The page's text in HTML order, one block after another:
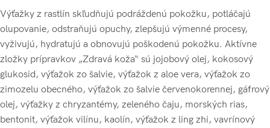
Výťažky z rastlín skľudňujú podráždenú pokožku, potláčajú
olupovanie, odstraňujú opuchy, zlepšujú výmenné procesy,
vyživujú, hydratujú a obnovujú poškodenú pokožku. Aktívne
zložky prípravkov „Zdravá koža“ sú jojobový olej, kokosový
glukosid, výťažok zo šalvie, výťažok z aloe vera, výťažok zo
zimozelu obecného, výťažok zo šalvie červenokorennej, gáfrový
olej, výťažky z chryzantémy, zeleného čaju, morských rias,
bentonit, výťažok vilínu, kaolín, výťažok z ling zhi, vavrínový